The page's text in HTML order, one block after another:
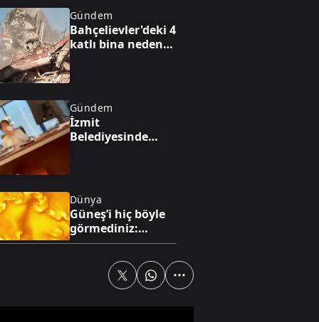
Gündem
Bahçelievler'deki 4
katlı bina neden
Gündem
İzmit
Belediyesinde
Dünya
Güneş’i hiç böyle
görmediniz:
Tarihin en detaylı
yayınlandı
Suriye Dışişleri